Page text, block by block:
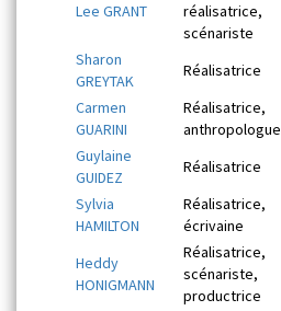
Lee GRANT
réalisatrice,
scénariste
Sharon
GREYTAK
Réalisatrice
Carmen
GUARINI
Réalisatrice,
anthropologue
Guylaine
GUIDEZ
Réalisatrice
Sylvia
HAMILTON
Réalisatrice,
écrivaine
Heddy
HONIGMANN
Réalisatrice,
scénariste,
productrice